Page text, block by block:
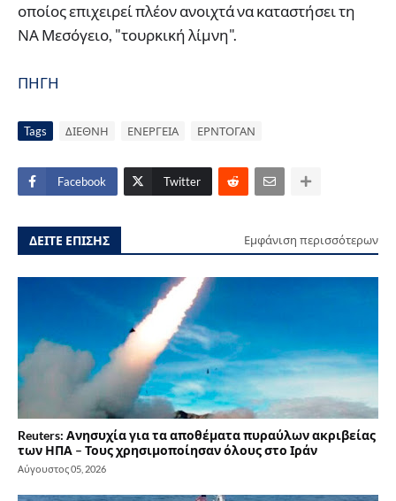
οποίος επιχειρεί πλέον ανοιχτά να καταστήσει τη
ΝΑ Μεσόγειο, "τουρκική λίμνη".
ΠΗΓΗ
Tags ΔΙΕΘΝΗ ΕΝΕΡΓΕΙΑ ΕΡΝΤΟΓΑΝ
Facebook Twitter
ΔΕΙΤΕ ΕΠΙΣΗΣ Εμφάνιση περισσότερων
Reuters: Ανησυχία για τα αποθέματα πυραύλων ακριβείας
των ΗΠΑ – Τους χρησιμοποίησαν όλους στο Ιράν
Αύγουστος 05, 2026